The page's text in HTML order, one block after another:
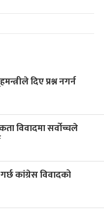
दिए प्रश्न नगर्न
विवादमा सर्वोच्चले
कांग्रेस विवादको